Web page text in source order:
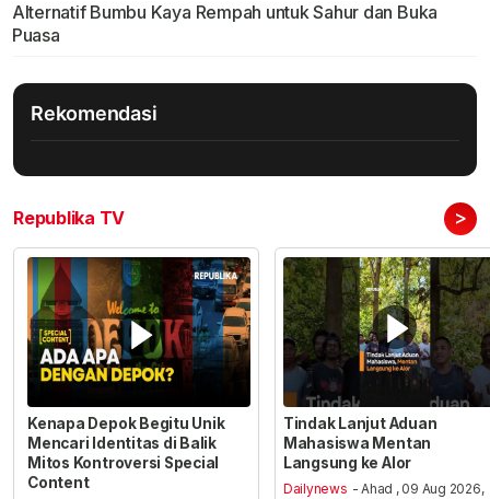
Alternatif Bumbu Kaya Rempah untuk Sahur dan Buka
Puasa
Rekomendasi
Republika TV >
Kenapa Depok Begitu Unik
Mencari Identitas di Balik
Mitos Kontroversi Special
Content
Tindak Lanjut Aduan
Mahasiswa Mentan
Langsung ke Alor
Dailynews - Ahad , 09 Aug 2026,